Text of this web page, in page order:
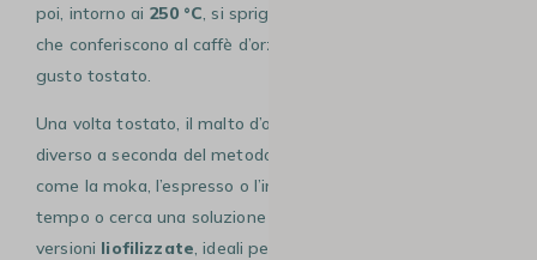
poi, intorno ai 250 °C , si sprigionano gli aromi caratteristici
che conferiscono al caffè d’orzo il suo profumo intenso e il
gusto tostato.
Una volta tostato, il malto d’orzo viene
diverso a seconda del metodo di estrazione desiderato,
come la moka, l’espresso o l’infusione. Per chi ha poco
tempo o cerca una soluzione pratica, esistono anche
versioni liofilizzate , ideali per preparare un caffè d’orzo